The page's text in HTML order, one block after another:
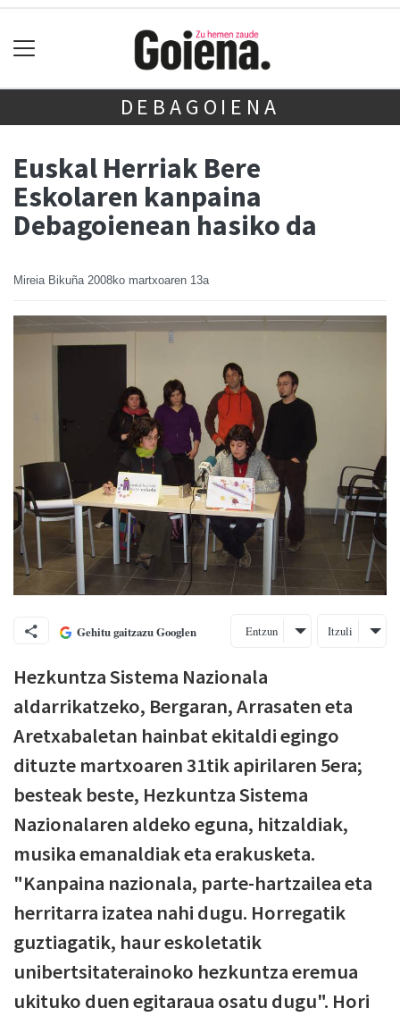
DEBAGOIENA
Euskal Herriak Bere
Eskolaren kanpaina
Debagoienean hasiko da
Mireia Bikuña 2008ko martxoaren 13a
Gehitu gaitzazu Googlen Entzun Itzuli
Hezkuntza Sistema Nazionala
aldarrikatzeko, Bergaran, Arrasaten eta
Aretxabaletan hainbat ekitaldi egingo
dituzte martxoaren 31tik apirilaren 5era;
besteak beste, Hezkuntza Sistema
Nazionalaren aldeko eguna, hitzaldiak,
musika emanaldiak eta erakusketa.
"Kanpaina nazionala, parte-hartzailea eta
herritarra izatea nahi dugu. Horregatik
guztiagatik, haur eskoletatik
unibertsitaterainoko hezkuntza eremua
ukituko duen egitaraua osatu dugu". Hori